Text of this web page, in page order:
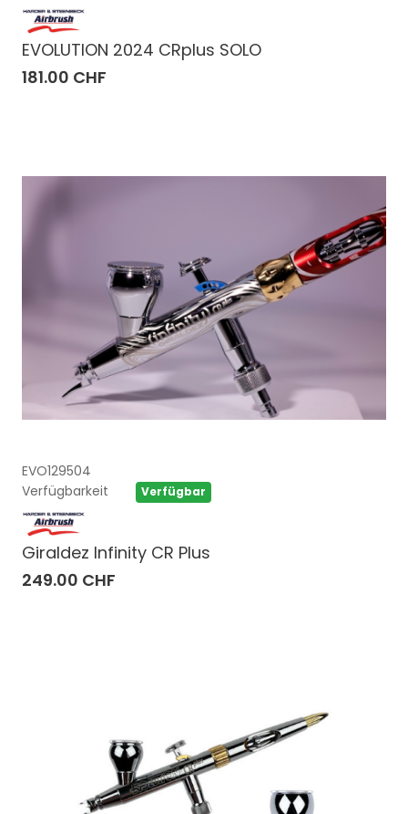
EVOLUTION 2024 CRplus SOLO
181.00 CHF
EVO129504
Verfügbarkeit
Verfügbar
Giraldez Infinity CR Plus
249.00 CHF